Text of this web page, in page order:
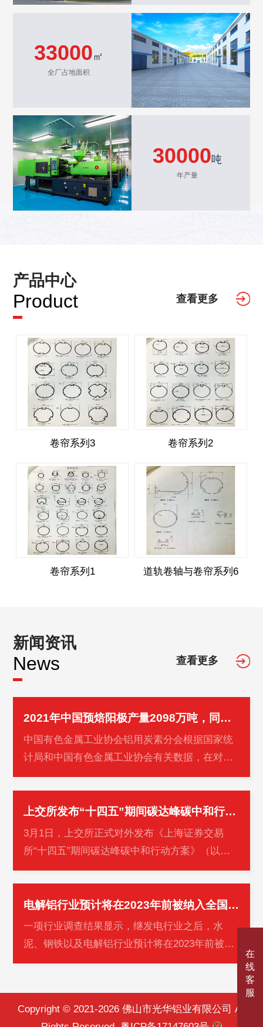
33000 ㎡
全厂占地面积
30000吨
年产量
产品中心
Product 查看更多
卷帘系列3 卷帘系列2
卷帘系列1 道轨卷轴与卷帘系列6
新闻资讯
News 查看更多
2021年中国预焙阳极产量2098万吨，同比增长5.2%
中国有色金属工业协会铝用炭素分会根据国家统
计局和中国有色金属工业协会有关数据，在对重
点企业调查研究的基础上，形成2021年中国铝用
炭素工业主要产品产量。现通报如下…
上交所发布“十四五”期间碳达峰碳中和行动方案
3月1日，上交所正式对外发布《上海证券交易
所“十四五”期间碳达峰碳中和行动方案》（以下
简称《行动方案》）。同日，绿色金融主题研讨
暨《行动方案》发布会在上交所交易…
电解铝行业预计将在2023年前被纳入全国碳市场
一项行业调查结果显示，继发电行业之后，水
泥、钢铁以及电解铝行业预计将在2023年前被纳
入全国碳市场。全国碳市场的碳价也将会稳步上
Copyright © 2021-2026 佛山市光华铝业有限公司 All
在
线
客
服